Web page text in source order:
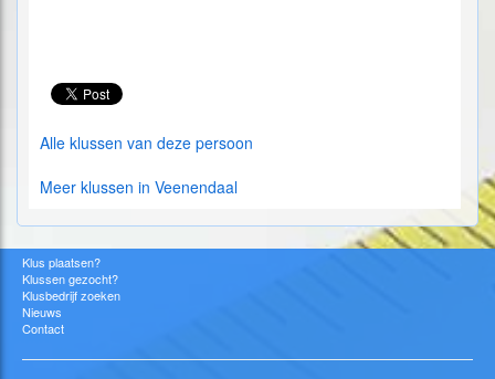
Alle klussen van deze persoon
Meer klussen in Veenendaal
Klus plaatsen?
Klussen gezocht?
Klusbedrijf zoeken
Nieuws
Contact